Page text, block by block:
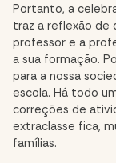
Portanto, a
traz a reflexão de
professor e a
a sua formação.
para a nossa
escola. Há todo
correções de
extraclasse fica,
famílias.